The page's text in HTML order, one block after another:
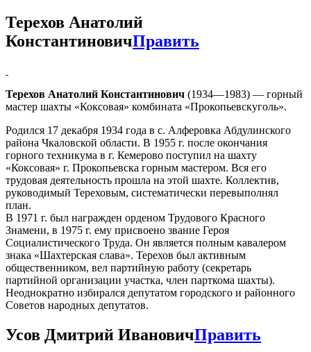
Терехов Анатолий
КонстантиновичПравить
Терехов Анатолий Константинович (1934—1983) — горный
мастер шахты «Коксовая» комбината «Прокопьевскуголь».
Родился 17 декабря 1934 года в с. Алферовка Абдулинского
района Чкаловской области. В 1955 г. после окончания
горного техникума в г. Кемерово поступил на шахту
«Коксовая» г. Прокопьевска горным мастером. Вся его
трудовая деятельность прошла на этой шахте. Коллектив,
руководимый Тереховым, систематически перевыполнял
план.
В 1971 г. был награжден орденом Трудового Красного
Знамени, в 1975 г. ему присвоено звание Героя
Социалистического Труда. Он является полным кавалером
знака «Шахтерская слава». Терехов был активным
общественником, вел партийную работу (секретарь
партийной организации участка, член парткома шахты).
Неоднократно избирался депутатом городского и районного
Советов народных депутатов.
Усов Дмитрий ИвановичПравить